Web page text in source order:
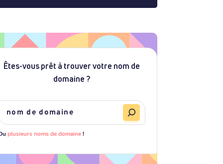
Êtes-vous prêt à trouver votre nom de
domaine ?
plusieurs noms de domaine!